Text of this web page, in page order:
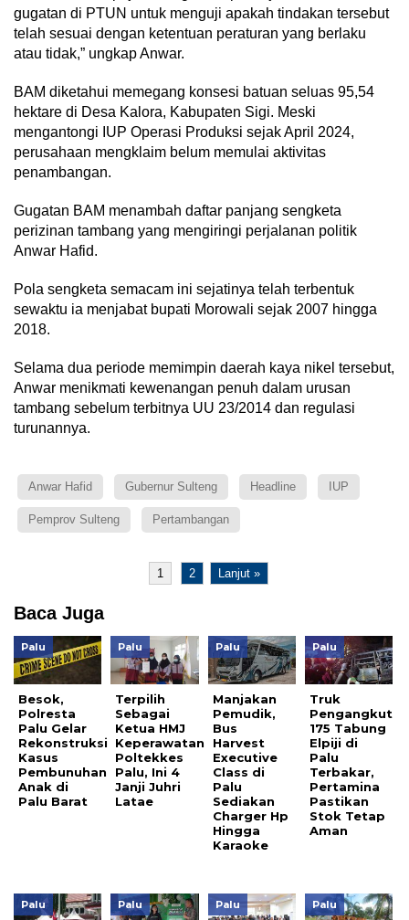
gugatan di PTUN untuk menguji apakah tindakan tersebut
telah sesuai dengan ketentuan peraturan yang berlaku
atau tidak,” ungkap Anwar.
BAM diketahui memegang konsesi batuan seluas 95,54
hektare di Desa Kalora, Kabupaten Sigi. Meski
mengantongi IUP Operasi Produksi sejak April 2024,
perusahaan mengklaim belum memulai aktivitas
penambangan.
Gugatan BAM menambah daftar panjang sengketa
perizinan tambang yang mengiringi perjalanan politik
Anwar Hafid.
Pola sengketa semacam ini sejatinya telah terbentuk
sewaktu ia menjabat bupati Morowali sejak 2007 hingga
2018.
Selama dua periode memimpin daerah kaya nikel tersebut,
Anwar menikmati kewenangan penuh dalam urusan
tambang sebelum terbitnya UU 23/2014 dan regulasi
turunannya.
Anwar Hafid Gubernur Sulteng Headline IUP
Pemprov Sulteng Pertambangan
1 2 Lanjut »
Baca Juga
Palu
Besok,
Polresta
Palu Gelar
Rekonstruksi
Kasus
Pembunuhan
Anak di
Palu Barat
Palu
Terpilih
Sebagai
Ketua HMJ
Keperawatan
Poltekkes
Palu, Ini 4
Janji Juhri
Latae
Palu
Manjakan
Pemudik,
Bus
Harvest
Executive
Class di
Palu
Sediakan
Charger Hp
Hingga
Karaoke
Palu
Truk
Pengangkut
175 Tabung
Elpiji di
Palu
Terbakar,
Pertamina
Pastikan
Stok Tetap
Aman
Palu Palu Palu Palu